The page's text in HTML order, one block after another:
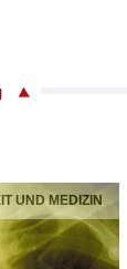
UND MEDIZIN